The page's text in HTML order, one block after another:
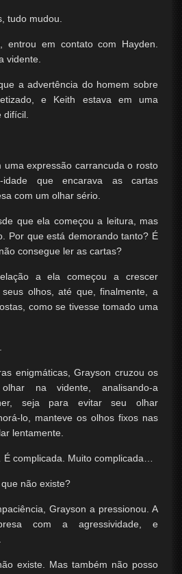
tudo mudou.
entrou em contato com Hayden.
vidente.
a advertência do homem sobre
e Keith estava em uma
difícil.
uma expressão carrancuda o rosto
que encarava as cartas
com um olhar sério.
que ela começou a leitura, mas
Por que está demorando tanto? É
consegue ler as cartas?
a ela começou a crescer
seus olhos, até que, finalmente, a
como se tivesse tomado uma
enigmáticas, Grayson cruzou os
na vidente, analisando-a
seja para evitar seu olhar
lo, manteve os olhos fixos nas
lentamente.
complicada. Muito complicada…
não existe?
Grayson a pressionou. A
com a agressividade, e
existe. Mas também não posso